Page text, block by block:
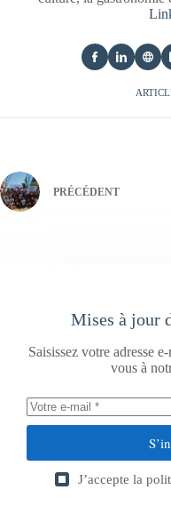
PRÉCÉDENT
Mises à jour
Saisissez votre adresse
vous à
J’accepte la